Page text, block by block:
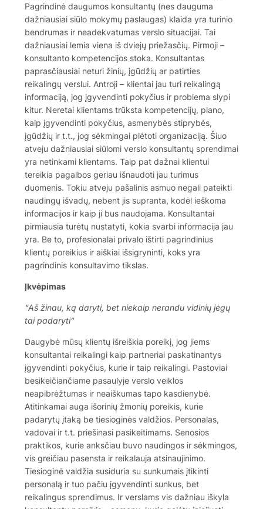
Pagrindinė daugumos konsultantų (nes dauguma
dažniausiai siūlo mokymų paslaugas) klaida yra turinio
bendrumas ir neadekvatumas verslo situacijai. Tai
dažniausiai lemia viena iš dviejų priežasčių. Pirmoji –
konsultanto kompetencijos stoka. Konsultantas
paprasčiausiai neturi žinių, įgūdžių ar patirties
reikalingų verslui. Antroji – klientai jau turi reikalingą
informaciją, jog įgyvendinti pokyčius ir problema slypi
kitur. Neretai klientams trūksta kompetencijų, plano,
kaip įgyvendinti pokyčius, asmenybės stiprybės,
įgūdžių ir t.t., jog sėkmingai plėtoti organizaciją. Šiuo
atveju dažniausiai siūlomi verslo konsultantų sprendimai
yra netinkami klientams. Taip pat dažnai klientui
tereikia pagalbos geriau išnaudoti jau turimus
duomenis. Tokiu atveju pašalinis asmuo negali pateikti
naudingų išvadų, nebent jis supranta, kodėl ieškoma
informacijos ir kaip ji bus naudojama. Konsultantai
pirmiausia turėtų nustatyti, kokia svarbi informacija jau
yra. Be to, profesionalai privalo ištirti pagrindinius
klientų poreikius ir aiškiai išsigryninti, koks yra
pagrindinis konsultavimo tikslas.
Įkvėpimas
“Aš žinau, ką daryti, bet niekaip nerandu vidinių jėgų
tai padaryti”
Daugybė mūsų klientų išreiškia poreikį, jog jiems
konsultantai reikalingi kaip partneriai paskatinantys
įgyvendinti pokyčius, kurie ir taip reikalingi. Pastoviai
besikeičiančiame pasaulyje verslo veiklos
neapibrėžtumas ir neaiškumas tapo kasdienybė.
Atitinkamai auga išorinių žmonių poreikis, kurie
padarytų įtaką be tiesioginės valdžios. Personalas,
vadovai ir t.t. priešinasi pasikeitimams. Senosios
praktikos, kurie anksčiau buvo naudingos ir sėkmingos,
vis greičiau pasensta ir reikalauja atsinaujinimo.
Tiesioginė valdžia susiduria su sunkumais įtikinti
personalą ir tuo pačiu įgyvendinti sunkus, bet
reikalingus sprendimus. Ir verslams vis dažniau iškyla